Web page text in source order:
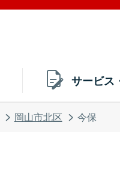
サービス
岡山市北区 今保